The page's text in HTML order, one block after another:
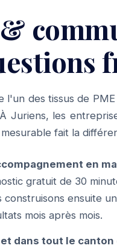
l'un des tissus de
Juriens, les
fait la
en
gratuit de 30
ensuite
mois après mois.
dans tout le canton